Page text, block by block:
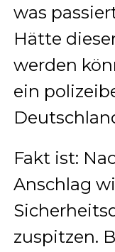
was
Hätte
werden
ein
Fakt ist:
Anschlag
zuspitzen.